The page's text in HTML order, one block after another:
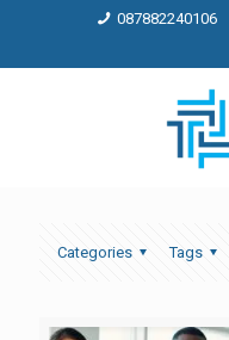
087882240106
Categories Tags